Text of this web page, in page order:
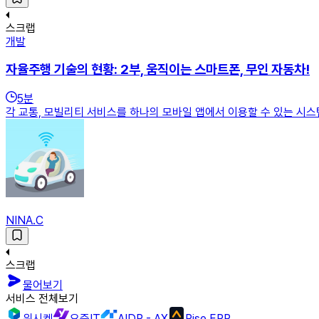
스크랩
개발
자율주행 기술의 현황: 2부, 움직이는 스마트폰, 무인 자동차!
5분
각 교통, 모빌리티 서비스를 하나의 모바일 앱에서 이용할 수 있는 시
NINA.C
스크랩
물어보기
서비스 전체보기